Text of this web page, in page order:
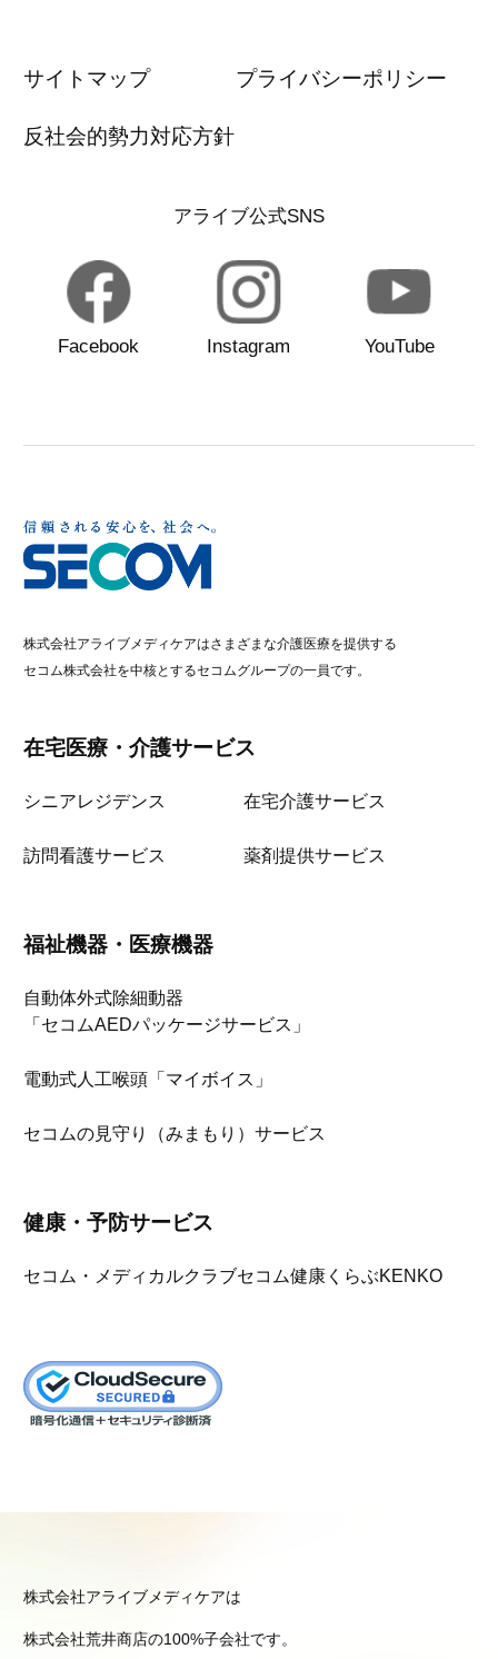
サイトマップ プライバシーポリシー
反社会的勢力対応方針
アライブ公式SNS
Facebook Instagram YouTube
株式会社アライブメディケアはさまざまな介護医療を提供する
セコム株式会社を中核とするセコムグループの一員です。
在宅医療・介護サービス
シニアレジデンス 在宅介護サービス
訪問看護サービス 薬剤提供サービス
福祉機器・医療機器
自動体外式除細動器
「セコムAEDパッケージサービス」
電動式人工喉頭「マイボイス」
セコムの見守り（みまもり）サービス
健康・予防サービス
セコム・メディカルクラブセコム健康くらぶKENKO
株式会社アライブメディケアは
株式会社荒井商店の100%子会社です。